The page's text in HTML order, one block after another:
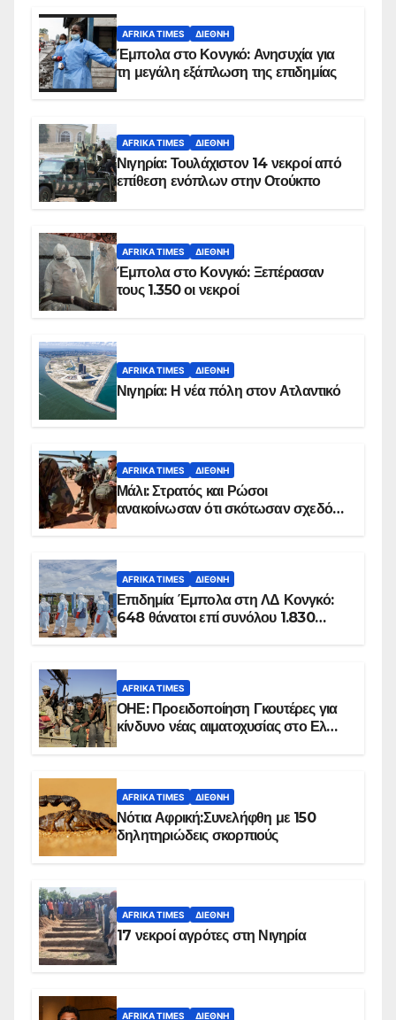
AFRIKA TIMES ΔΙΕΘΝΉ
Έμπολα στο Κονγκό: Ανησυχία για
τη μεγάλη εξάπλωση της επιδημίας
AFRIKA TIMES ΔΙΕΘΝΉ
Νιγηρία: Τουλάχιστον 14 νεκροί από
επίθεση ενόπλων στην Οτούκπο
AFRIKA TIMES ΔΙΕΘΝΉ
Έμπολα στο Κονγκό: Ξεπέρασαν
τους 1.350 οι νεκροί
AFRIKA TIMES ΔΙΕΘΝΉ
Νιγηρία: Η νέα πόλη στον Ατλαντικό
AFRIKA TIMES ΔΙΕΘΝΉ
Μάλι: Στρατός και Ρώσοι
ανακοίνωσαν ότι σκότωσαν σχεδόν
AFRIKA TIMES ΔΙΕΘΝΉ
Επιδημία Έμπολα στη ΛΔ Κονγκό:
648 θάνατοι επί συνόλου 1.830
AFRIKA TIMES
ΟΗΕ: Προειδοποίηση Γκουτέρες για
κίνδυνο νέας αιματοχυσίας στο Ελ
AFRIKA TIMES ΔΙΕΘΝΉ
Νότια Αφρική:Συνελήφθη με 150
δηλητηριώδεις σκορπιούς
AFRIKA TIMES ΔΙΕΘΝΉ
17 νεκροί αγρότες στη Νιγηρία
AFRIKA TIMES ΔΙΕΘΝΉ